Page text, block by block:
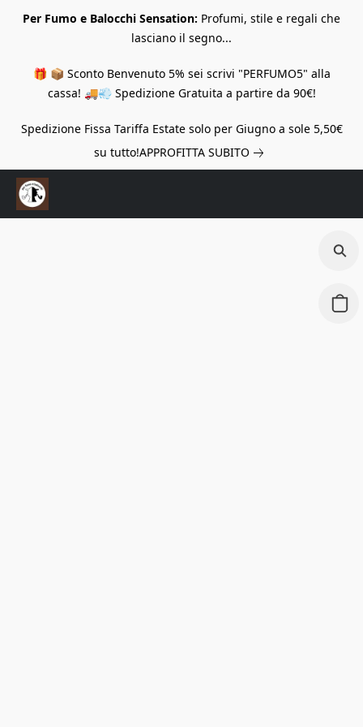
Per Fumo e Balocchi Sensation: Profumi, stile e regali che
lasciano il segno...
🎁 📦 Sconto Benvenuto 5% sei scrivi "PERFUMO5" alla
cassa! 🚚💨 Spedizione Gratuita a partire da 90€!
Spedizione Fissa Tariffa Estate solo per Giugno a sole 5,50€
su tutto!APPROFITTA SUBITO